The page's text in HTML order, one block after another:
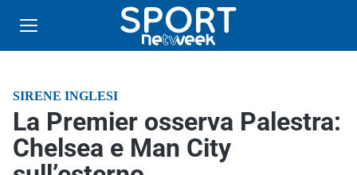
SIRENE INGLESI
La Premier osserva Palestra:
Chelsea e Man City